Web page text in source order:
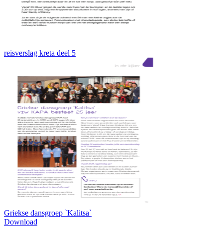
reisverslag kreta deel 5
Griekse dansgroep `Kalitsa`
Download